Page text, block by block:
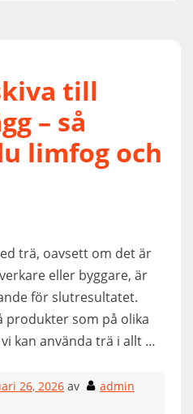
till
– så
limfog och
trä, oavsett om det är
eller byggare, är
för slutresultatet.
produkter som på olika
kan använda trä i allt …
26, 2026 av
admin